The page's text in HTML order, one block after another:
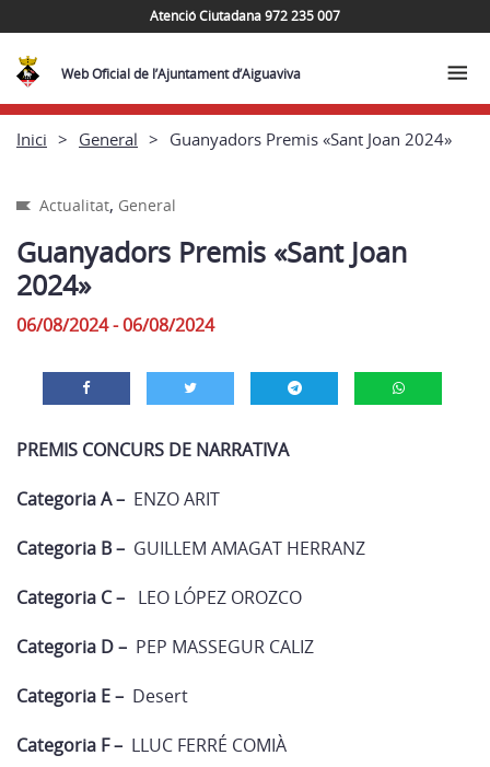
Atenció Ciutadana 972 235 007
Web Oficial de l’Ajuntament d’Aiguaviva
Inici General Guanyadors Premis «Sant Joan 2024»
Actualitat, General
Guanyadors Premis «Sant Joan
2024»
06/08/2024 - 06/08/2024
PREMIS CONCURS DE NARRATIVA
Categoria A – ENZO ARIT
Categoria B – GUILLEM AMAGAT HERRANZ
Categoria C – LEO LÓPEZ OROZCO
Categoria D – PEP MASSEGUR CALIZ
Categoria E – Desert
Categoria F – LLUC FERRÉ COMIÀ